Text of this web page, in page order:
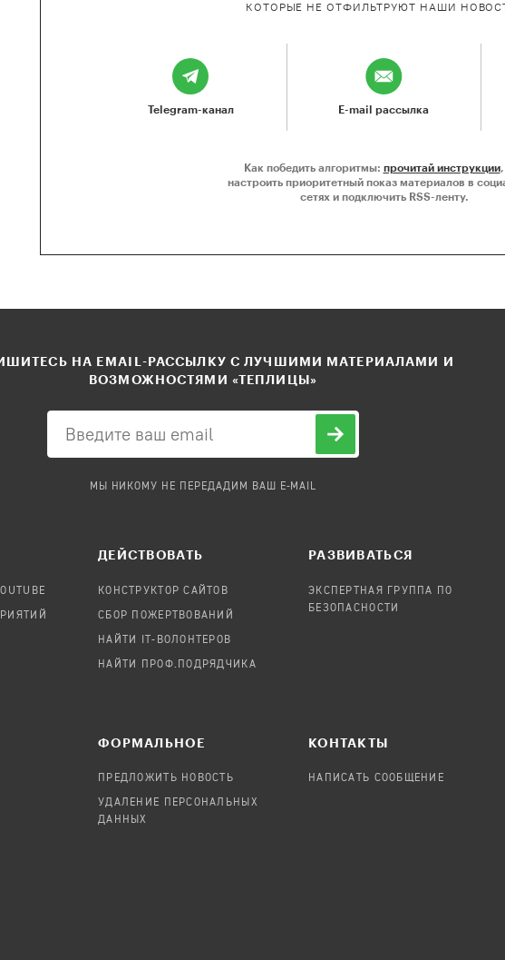
КОТОРЫЕ НЕ ОТФИЛЬТРУЮТ НАШИ
Telegram-канал E-mail рассылка
Как победить алгоритмы: прочитай инструкции,
настроить приоритетный показ материалов в
сетях и подключить RSS-ленту.
НА EMAIL-РАССЫЛКУ С ЛУЧШИМИ МАТЕРИАЛАМИ И
ВОЗМОЖНОСТЯМИ «ТЕПЛИЦЫ»
МЫ НИКОМУ НЕ ПЕРЕДАДИМ ВАШ E-MAIL
ДЕЙСТВОВАТЬ
КОНСТРУКТОР САЙТОВ
СБОР ПОЖЕРТВОВАНИЙ
НАЙТИ IT-ВОЛОНТЕРОВ
НАЙТИ ПРОФ.ПОДРЯДЧИКА
РАЗВИВАТЬСЯ
ЭКСПЕРТНАЯ ГРУППА ПО
БЕЗОПАСНОСТИ
ФОРМАЛЬНОЕ
ПРЕДЛОЖИТЬ НОВОСТЬ
УДАЛЕНИЕ ПЕРСОНАЛЬНЫХ
ДАННЫХ
КОНТАКТЫ
НАПИСАТЬ СООБЩЕНИЕ